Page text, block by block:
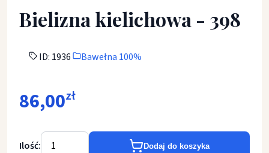
Bielizna kielichowa - 398
ID: 1936 Bawełna 100%
86,00zł
Ilość: Dodaj do koszyka